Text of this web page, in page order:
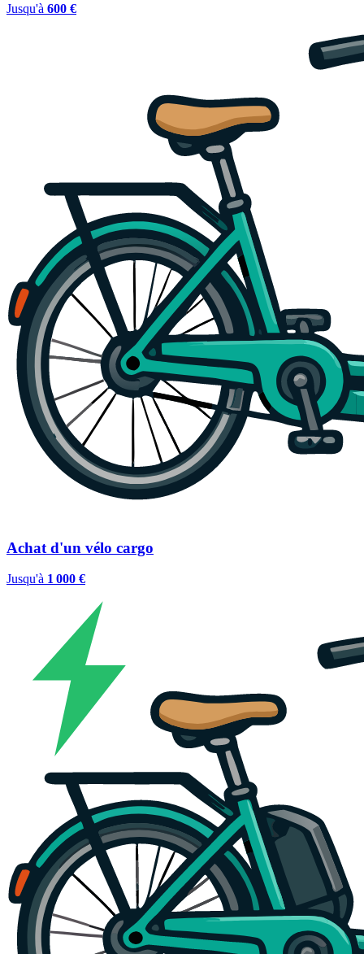
Jusqu'à 600 €
Achat d'un vélo cargo
Jusqu'à 1 000 €